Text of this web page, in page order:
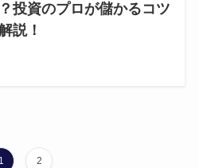
投資のプロが儲かるコツ
説！
1 2